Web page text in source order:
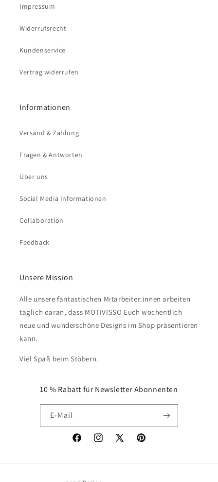
Impressum
Widerrufsrecht
Kundenservice
Vertrag widerrufen
Informationen
Versand & Zahlung
Fragen & Antworten
Über uns
Social Media Informationen
Collaboration
Feedback
Unsere Mission
Alle unsere fantastischen Mitarbeiter:innen arbeiten
täglich daran, dass MOTIVISSO Euch wöchentlich
neue und wunderschöne Designs im Shop präsentieren
kann.
Viel Spaß beim Stöbern.
10 % Rabatt für Newsletter Abonnenten
E-Mail
FacebookInstagram
X
Pinterest